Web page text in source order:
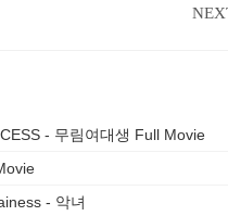
- 무림여대생 Full Movie
- 악녀